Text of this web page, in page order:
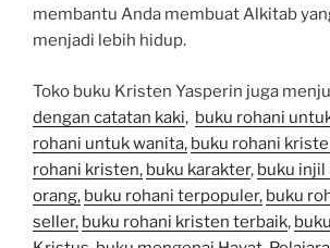
membantu Anda membuat Alkitab
menjadi lebih hidup.
Toko buku Kristen Yasperin juga
dengan catatan kaki, buku rohani
rohani untuk wanita, buku rohani
rohani kristen, buku karakter, buku injil
orang, buku rohani terpopuler, buku
seller, buku rohani kristen terbaik,